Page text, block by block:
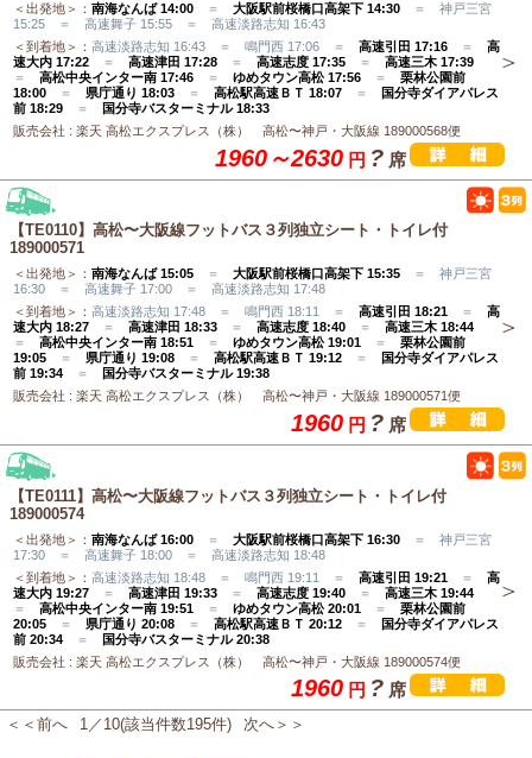
＜出発地＞： 南海なんば 14:00 ＝ 大阪駅前桜橋口高架下 14:30 ＝ 神戸三宮
15:25 ＝ 高速舞子 15:55 ＝ 高速淡路志知 16:43
＜到着地＞： 高速淡路志知 16:43 ＝ 鳴門西 17:06 ＝ 高速引田 17:16 ＝ 高
速大内 17:22 ＝ 高速津田 17:28 ＝ 高速志度 17:35 ＝ 高速三木 17:39
＝ 高松中央インター南 17:46 ＝ ゆめタウン高松 17:56 ＝ 栗林公園前
18:00 ＝ 県庁通り 18:03 ＝ 高松駅高速ＢＴ 18:07 ＝
国分寺ダイアパレス
前 18:29 ＝
国分寺バスターミナル 18:33
販売会社 : 楽天 高松エクスプレス（株） 高松〜神戸・大阪線 189000568便
1960～2630 円 ? 席
【TE0110】高松〜大阪線フットバス３列独立シート・トイレ付
189000571
＜出発地＞： 南海なんば 15:05 ＝ 大阪駅前桜橋口高架下 15:35 ＝ 神戸三宮
16:30 ＝ 高速舞子 17:00 ＝ 高速淡路志知 17:48
＜到着地＞： 高速淡路志知 17:48 ＝ 鳴門西 18:11 ＝ 高速引田 18:21 ＝ 高
速大内 18:27 ＝ 高速津田 18:33 ＝ 高速志度 18:40 ＝ 高速三木 18:44
＝ 高松中央インター南 18:51 ＝ ゆめタウン高松 19:01 ＝ 栗林公園前
19:05 ＝ 県庁通り 19:08 ＝ 高松駅高速ＢＴ 19:12 ＝
国分寺ダイアパレス
前 19:34 ＝
国分寺バスターミナル 19:38
販売会社 : 楽天 高松エクスプレス（株） 高松〜神戸・大阪線 189000571便
1960 円 ? 席
【TE0111】高松〜大阪線フットバス３列独立シート・トイレ付
189000574
＜出発地＞： 南海なんば 16:00 ＝ 大阪駅前桜橋口高架下 16:30 ＝ 神戸三宮
17:30 ＝ 高速舞子 18:00 ＝ 高速淡路志知 18:48
＜到着地＞： 高速淡路志知 18:48 ＝ 鳴門西 19:11 ＝ 高速引田 19:21 ＝ 高
速大内 19:27 ＝ 高速津田 19:33 ＝ 高速志度 19:40 ＝ 高速三木 19:44
＝ 高松中央インター南 19:51 ＝ ゆめタウン高松 20:01 ＝ 栗林公園前
20:05 ＝ 県庁通り 20:08 ＝ 高松駅高速ＢＴ 20:12 ＝
国分寺ダイアパレス
前 20:34 ＝
国分寺バスターミナル 20:38
販売会社 : 楽天 高松エクスプレス（株） 高松〜神戸・大阪線 189000574便
1960 円 ? 席
＜＜前へ 1／10(該当件数195件) 次へ＞＞